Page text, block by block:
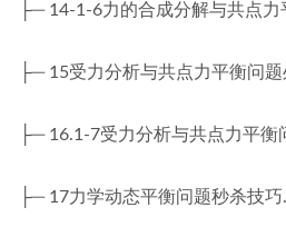
├─ 14-1-6力的合成分解与共点力
├─ 15受力分析与共点力平衡问
├─ 16.1-7受力分析与共点力平衡
├─ 17力学动态平衡问题秒杀技巧